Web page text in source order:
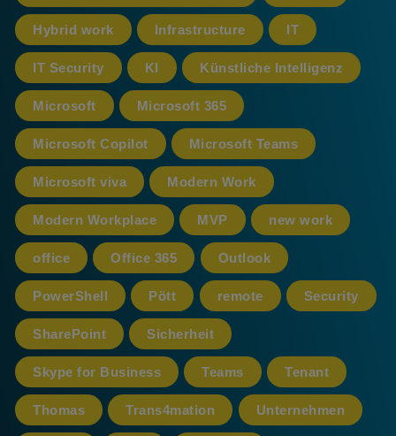
Hybrid work Infrastructure IT
IT Security KI Künstliche Intelligenz
Microsoft Microsoft 365
Microsoft Copilot Microsoft Teams
Microsoft viva Modern Work
Modern Workplace MVP new work
office Office 365 Outlook
PowerShell Pött remote Security
SharePoint Sicherheit
Skype for Business Teams Tenant
Thomas Trans4mation Unternehmen